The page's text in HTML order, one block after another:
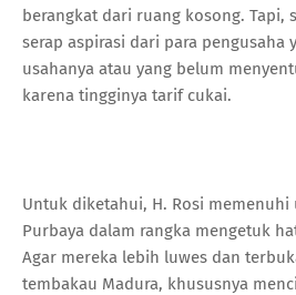
berangkat dari ruang kosong. Tapi,
serap aspirasi dari para pengusaha
usahanya atau yang belum
karena tingginya tarif cukai.
Untuk diketahui, H. Rosi memenuhi
Purbaya dalam rangka mengetuk
Agar mereka lebih luwes dan
tembakau Madura, khususnya